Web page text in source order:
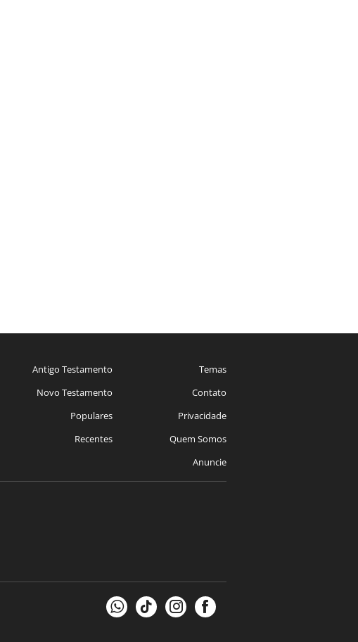
Antigo Testamento
Novo Testamento
Populares
Recentes
Temas
Contato
Privacidade
Quem Somos
Anuncie